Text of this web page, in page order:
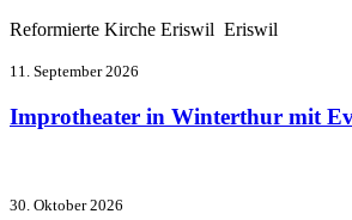
Reformierte Kirche Eriswil Eriswil
11. September 2026
Improtheater in Winterthur mit
30. Oktober 2026